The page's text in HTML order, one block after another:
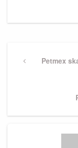
tarpPreviousPetmex